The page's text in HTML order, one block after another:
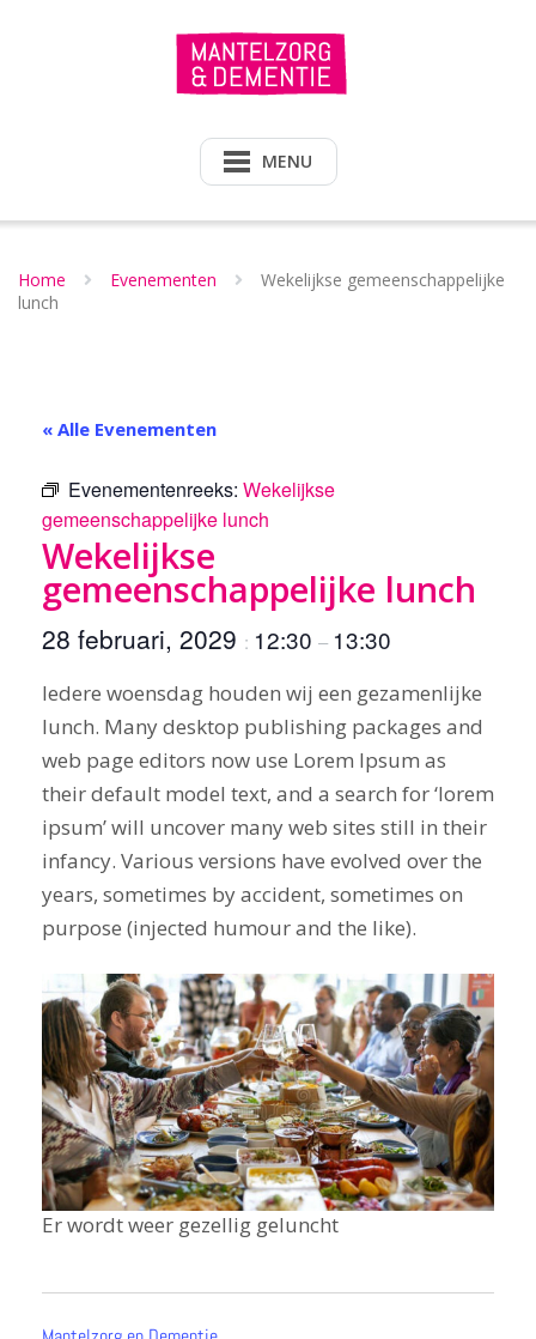
MENU
Home Evenementen
Wekelijkse gemeenschappelijke
lunch
« Alle Evenementen
Evenementenreeks: Wekelijkse
gemeenschappelijke lunch
Wekelijkse
gemeenschappelijke lunch
28 februari, 2029 : 12:30 – 13:30
Iedere woensdag houden wij een gezamenlijke
lunch. Many desktop publishing packages and
web page editors now use Lorem Ipsum as
their default model text, and a search for ‘lorem
ipsum’ will uncover many web sites still in their
infancy. Various versions have evolved over the
years, sometimes by accident, sometimes on
purpose (injected humour and the like).
Er wordt weer gezellig geluncht